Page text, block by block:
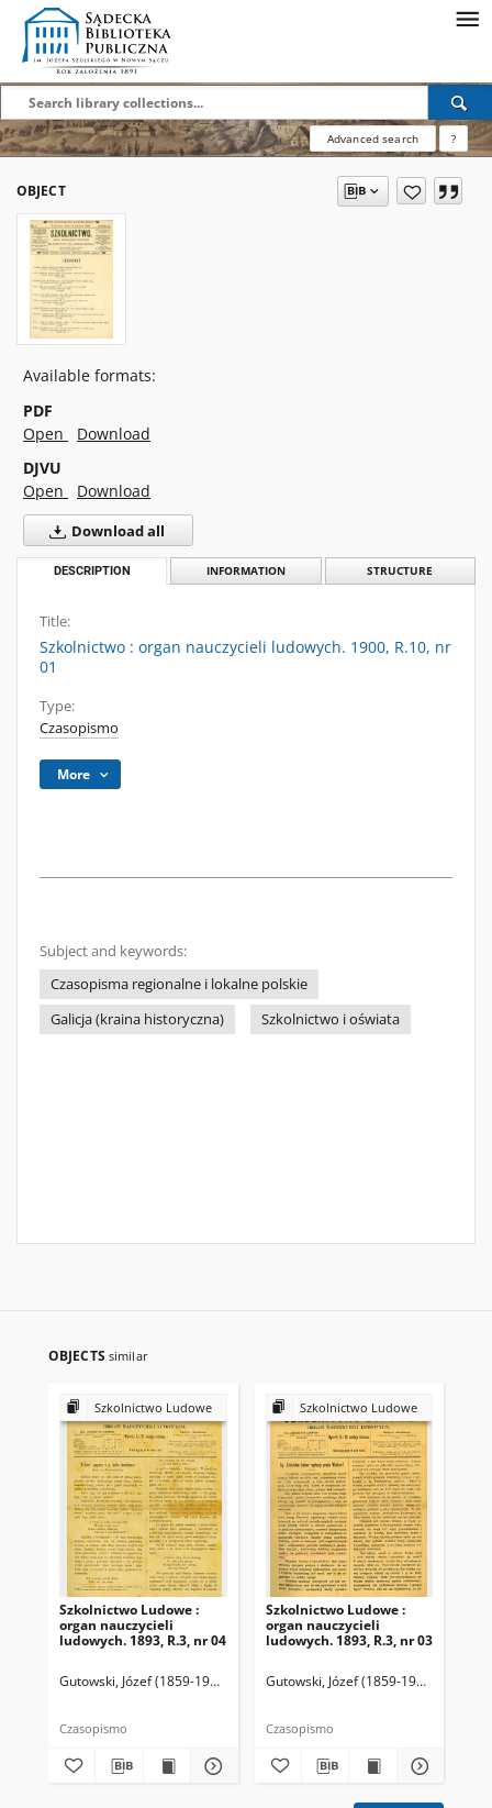
Advanced search ?
OBJECT
Available formats:
PDF
Open
Download
DJVU
Open
Download
Download all
DESCRIPTION INFORMATION STRUCTURE
Title:
Szkolnictwo : organ nauczycieli ludowych. 1900, R.10, nr
01
Type:
Czasopismo
More
Subject and keywords:
Czasopisma regionalne i lokalne polskie
Galicja (kraina historyczna)
Szkolnictwo i oświata
OBJECTS similar
Szkolnictwo Ludowe
Szkolnictwo Ludowe :
organ nauczycieli
ludowych. 1893, R.3, nr 04
Gutowski, Józef (1859-1916). Redaktor
Czasopismo
Szkolnictwo Ludowe
Szkolnictwo Ludowe :
organ nauczycieli
ludowych. 1893, R.3, nr 03
Gutowski, Józef (1859-1916).
Czasopismo